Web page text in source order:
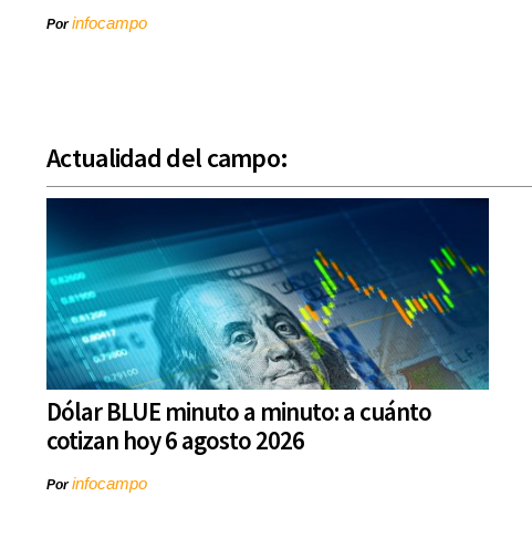
Porinfocampo
Actualidad del campo:
Dólar BLUE minuto a minuto: a cuánto
cotizan hoy 6 agosto 2026
Porinfocampo